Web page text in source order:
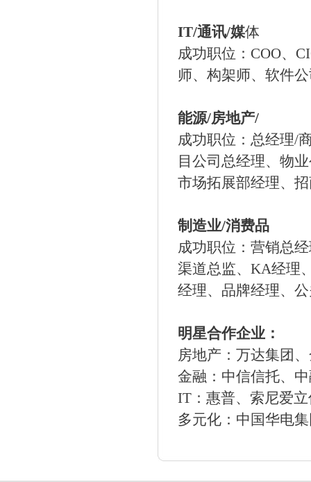
IT/通讯/媒体
成功职位：COO、
师、构架师、软件
能源/房地产/
成功职位：总经理/
目公司总经理、物
市场拓展部经理、
制造业/消费品
成功职位：营销总
渠道总监、KA经理
经理、品牌经理、
明星合作企业：
房地产：万达集团
金融：中信信托、
IT：惠普、索尼爱
多元化：中国华电